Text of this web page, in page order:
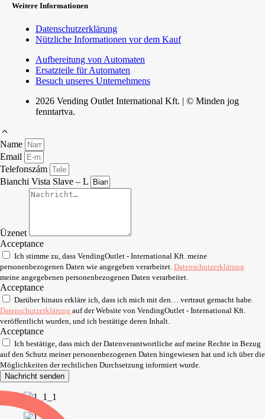
Weitere Informationen
Datenschutzerklärung
Nützliche Informationen vor dem Kauf
Aufbereitung von Automaten
Ersatzteile für Automaten
Besuch unseres Unternehmens
2026 Vending Outlet International Kft. | © Minden jog
fenntartva.
Name
Email
Telefonszám
Bianchi Vista Slave – L
Üzenet
Acceptance
Ich stimme zu, dass VendingOutlet - International Kft. meine
personenbezogenen Daten wie angegeben verarbeitet. Datenschutzerklärung
meine angegebenen personenbezogenen Daten verarbeitet.
Acceptance
Darüber hinaus erkläre ich, dass ich mich mit den… vertraut gemacht habe.
Datenschutzerklärung auf der Website von VendingOutlet - International Kft.
veröffentlicht wurden, und ich bestätige deren Inhalt.
Acceptance
Ich bestätige, dass mich der Datenverantwortliche auf meine Rechte in Bezug
auf den Schutz meiner personenbezogenen Daten hingewiesen hat und ich über die
Möglichkeiten der rechtlichen Durchsetzung informiert wurde.
Nachricht senden